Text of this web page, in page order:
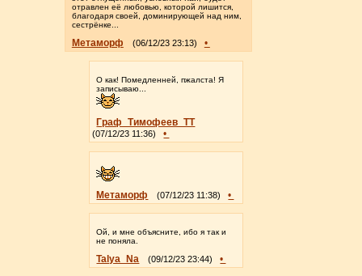
отравлен её любовью, которой лишится,
благодаря своей, доминирующей над ним,
сестрёнке...
Метаморф (06/12/23 23:13) •
О как! Помедленней, пжалста! Я
записываю...
Граф_Тимофеев_ТТ
(07/12/23 11:36) •
Метаморф (07/12/23 11:38) •
Ой, и мне объясните, ибо я так и
не поняла.
Talya_Na (09/12/23 23:44) •